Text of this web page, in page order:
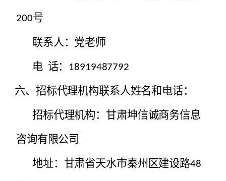
200号
联系人： 党老师
电 话： 18919487792
六、招标代理机构联系人姓名和电话：
招标代理机构： 甘肃坤信诚商务信息
咨询有限公司
地址： 甘肃省天水市秦州区建设路48